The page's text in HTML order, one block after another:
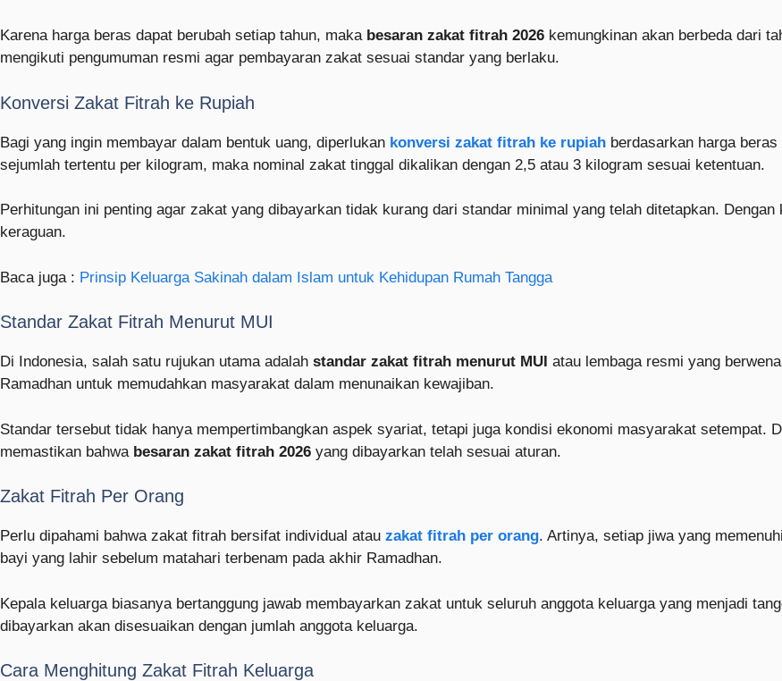
Karena harga beras dapat berubah setiap tahun, maka besaran zakat fitrah 2026 kemungkinan akan berbeda dari
mengikuti pengumuman resmi agar pembayaran zakat sesuai standar yang berlaku.
Konversi Zakat Fitrah ke Rupiah
Bagi yang ingin membayar dalam bentuk uang, diperlukan konversi zakat fitrah ke rupiah berdasarkan harga
sejumlah tertentu per kilogram, maka nominal zakat tinggal dikalikan dengan 2,5 atau 3 kilogram sesuai ketentuan.
Perhitungan ini penting agar zakat yang dibayarkan tidak kurang dari standar minimal yang telah ditetapkan.
keraguan.
Baca juga : Prinsip Keluarga Sakinah dalam Islam untuk Kehidupan Rumah Tangga
Standar Zakat Fitrah Menurut MUI
Di Indonesia, salah satu rujukan utama adalah standar zakat fitrah menurut MUI atau lembaga resmi yang
Ramadhan untuk memudahkan masyarakat dalam menunaikan kewajiban.
Standar tersebut tidak hanya mempertimbangkan aspek syariat, tetapi juga kondisi ekonomi masyarakat setempat.
memastikan bahwa besaran zakat fitrah 2026 yang dibayarkan telah sesuai aturan.
Zakat Fitrah Per Orang
Perlu dipahami bahwa zakat fitrah bersifat individual atau zakat fitrah per orang. Artinya, setiap jiwa yang
bayi yang lahir sebelum matahari terbenam pada akhir Ramadhan.
Kepala keluarga biasanya bertanggung jawab membayarkan zakat untuk seluruh anggota keluarga yang menjadi
dibayarkan akan disesuaikan dengan jumlah anggota keluarga.
Cara Menghitung Zakat Fitrah Keluarga